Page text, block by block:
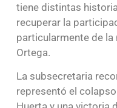
tiene distintas
recuperar la
particularmente de la
Ortega.
La subsecretaria
representó el